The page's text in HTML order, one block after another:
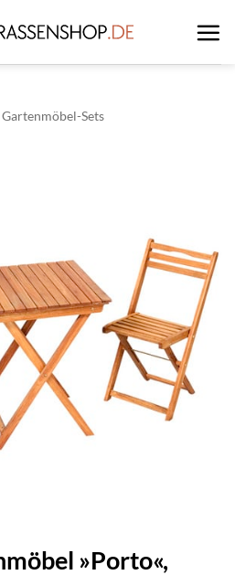
Gartenmöbel-Sets
»Porto«,